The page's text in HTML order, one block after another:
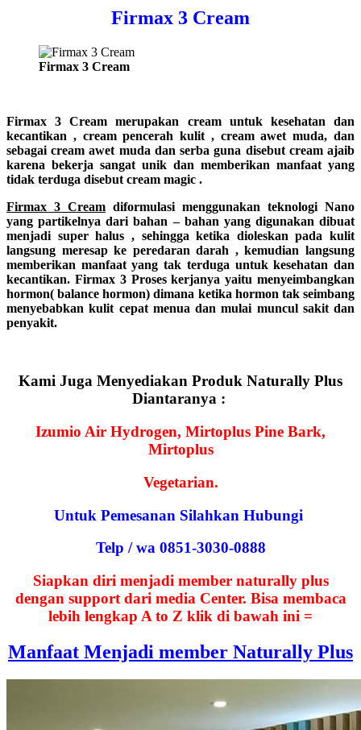
Firmax 3 Cream
Firmax 3 Cream
Firmax 3 Cream merupakan cream untuk kesehatan dan
kecantikan , cream pencerah kulit , cream awet muda, dan
sebagai cream awet muda dan serba guna disebut cream ajaib
karena bekerja sangat unik dan memberikan manfaat yang
tidak terduga disebut cream magic .
Firmax 3 Cream diformulasi menggunakan teknologi Nano
yang partikelnya dari bahan – bahan yang digunakan dibuat
menjadi super halus , sehingga ketika dioleskan pada kulit
langsung meresap ke peredaran darah , kemudian langsung
memberikan manfaat yang tak terduga untuk kesehatan dan
kecantikan. Firmax 3 Proses kerjanya yaitu menyeimbangkan
hormon( balance hormon) dimana ketika hormon tak seimbang
menyebabkan kulit cepat menua dan mulai muncul sakit dan
penyakit.
Kami Juga Menyediakan Produk Naturally Plus
Diantaranya :
Izumio Air Hydrogen, Mirtoplus Pine Bark,
Mirtoplus
Vegetarian.
Untuk Pemesanan Silahkan Hubungi
Telp / wa 0851-3030-0888
Siapkan diri menjadi member naturally plus
dengan support dari media Center. Bisa membaca
lebih lengkap A to Z klik di bawah ini =
Manfaat Menjadi member Naturally Plus